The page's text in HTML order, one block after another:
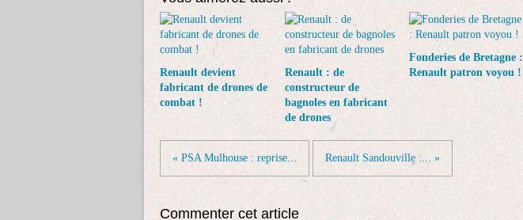
Renault devient
fabricant de drones de
combat !
Renault : de
constructeur de
bagnoles en fabricant
de drones
Fonderies de Bretagne :
Renault patron voyou !
« PSA Mulhouse : reprise... Renault Sandouville :... »
Commenter cet article